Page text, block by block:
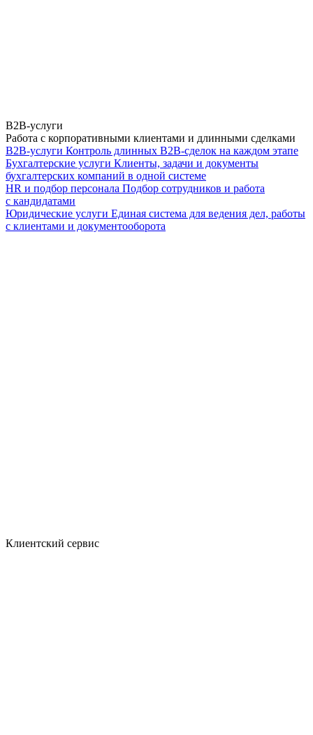
B2B-услуги
Работа с корпоративными клиентами и длинными сделками
B2B-услуги Контроль длинных B2B-сделок на каждом этапе
Бухгалтерские услуги Клиенты, задачи и документы
бухгалтерских компаний в одной системе
HR и подбор персонала Подбор сотрудников и работа
с кандидатами
Юридические услуги Единая система для ведения дел, работы
с клиентами и документооборота
Клиентский сервис